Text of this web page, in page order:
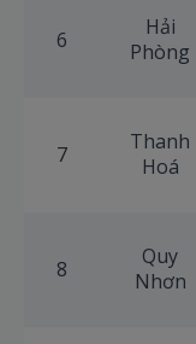
6
Hải
Phòng
7
Thanh
Hoá
8
Quy
Nhơn